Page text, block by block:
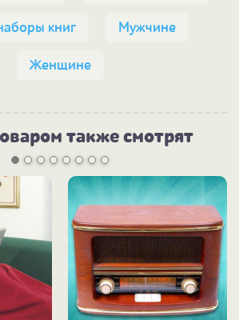
книг Мужчине
Женщине
также смотрят